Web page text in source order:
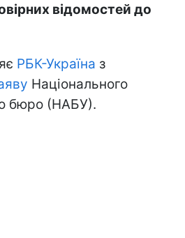
відомостей до
РБК-Україна з
Національного
бюро (НАБУ).